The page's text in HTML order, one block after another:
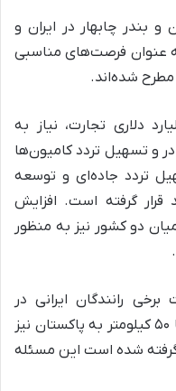
و بندر چابهار در ایران و
عنوان فرصت‌های مناسبی
مطرح شده‌اند.
به این هدف ۱۰ میلیارد دلاری تجارت، نیاز به
و تسهیل تردد کامیون‌ها
تردد جاده‌ای و توسعه
گرفته است. افزایش
دو کشور نیز به منظور
رانندگان ایرانی در
خصوص اخذ ویزا و اجازه ورود تنها تا ۵۰ کیلومتر به پاکستان نیز
شده است این مسئله